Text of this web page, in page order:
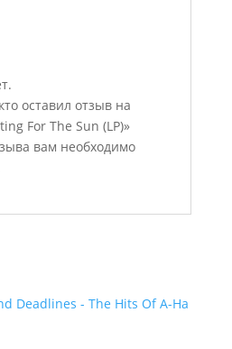
оставил отзыв на
For The Sun (LP)»
вам необходимо